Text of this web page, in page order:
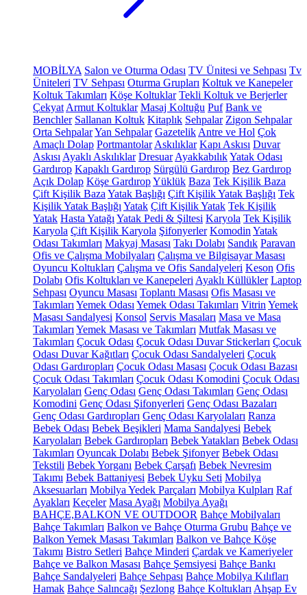
MOBİLYA Salon ve Oturma Odası TV Ünitesi ve Sehpası Tv
Üniteleri TV Sehpası Oturma Grupları Koltuk ve Kanepeler
Koltuk Takımları Köşe Koltuklar Tekli Koltuk ve Berjerler
Çekyat Armut Koltuklar Masaj Koltuğu Puf Bank ve
Benchler Sallanan Koltuk Kitaplık Sehpalar Zigon Sehpalar
Orta SehpalarYan Sehpalar Gazetelik Antre ve Hol Çok
Amaçlı Dolap Portmantolar Askılıklar Kapı Askısı Duvar
Askısı Ayaklı Askılıklar Dresuar AyakkabılıkYatak Odası
Gardırop Kapaklı Gardırop Sürgülü Gardırop Bez Gardırop
Açık Dolap Köşe GardıropYüklük Baza Tek Kişilik Baza
Çift Kişilik Baza Yatak Başlığı Çift Kişilik Yatak Başlığı Tek
Kişilik Yatak Başlığı Yatak Çift Kişilik Yatak Tek Kişilik
Yatak Hasta Yatağı Yatak Pedi & Şiltesi Karyola Tek Kişilik
Karyola Çift Kişilik Karyola Şifonyerler Komodin Yatak
Odası Takımları Makyaj Masası Takı Dolabı Sandık Paravan
Ofis ve Çalışma Mobilyaları Çalışma ve Bilgisayar Masası
Oyuncu Koltukları Çalışma ve Ofis Sandalyeleri Keson Ofis
Dolabı Ofis Koltukları ve Kanepeleri Ayaklı Küllükler Laptop
Sehpası Oyuncu Masası Toplantı Masası Ofis Masası ve
Takımları Yemek Odası Yemek Odası Takımları Vitrin Yemek
Masası Sandalyesi Konsol Servis Masaları Masa ve Masa
Takımları Yemek Masası ve Takımları Mutfak Masası ve
Takımları Çocuk Odası Çocuk Odası Duvar Stickerları Çocuk
Odası Duvar Kağıtları Çocuk Odası Sandalyeleri Çocuk
Odası Gardıropları Çocuk Odası Masası Çocuk Odası Bazası
Çocuk Odası Takımları Çocuk Odası Komodini Çocuk Odası
Karyolaları Genç Odası Genç Odası Takımları Genç Odası
Komodini Genç Odası Şifonyerleri Genç Odası Bazaları
Genç Odası Gardıropları Genç Odası Karyolaları Ranza
Bebek Odası Bebek Beşikleri Mama Sandalyesi Bebek
Karyolaları Bebek Gardıropları Bebek Yatakları Bebek Odası
Takımları Oyuncak Dolabı Bebek Şifonyer Bebek Odası
Tekstili Bebek Yorganı Bebek Çarşafı Bebek Nevresim
Takımı Bebek Battaniyesi Bebek Uyku Seti Mobilya
Aksesuarları Mobilya Yedek Parçaları Mobilya Kulpları Raf
Ayakları Keçeler Masa Ayağı Mobilya Ayağı
BAHÇE,BALKON VE OUTDOOR Bahçe Mobilyaları
Bahçe Takımları Balkon ve Bahçe Oturma Grubu Bahçe ve
Balkon Yemek Masası Takımları Balkon ve Bahçe Köşe
Takımı Bistro Setleri Bahçe Minderi Çardak ve Kameriyeler
Bahçe ve Balkon Masası Bahçe Şemsiyesi Bahçe Bankı
Bahçe Sandalyeleri Bahçe Sehpası Bahçe Mobilya Kılıfları
Hamak Bahçe Salıncağı Şezlong Bahçe Koltukları Ahşap Ev